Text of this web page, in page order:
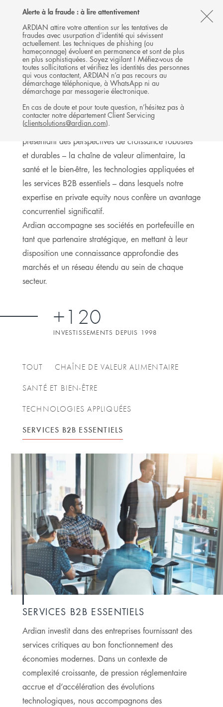
Alerte à la fraude : à lire attentivement
ARDIAN attire votre attention sur les tentatives de
fraudes avec usurpation d’identité qui sévissent
actuellement. Les techniques de phishing (ou
hameçonnage) évoluent en permanence et sont de plus
en plus sophistiquées. Soyez vigilant ! Méfiez-vous de
toutes sollicitations et vérifiez les identités des personnes
qui vous contactent, ARDIAN n’a pas recours au
démarchage téléphonique, à WhatsApp ni au
démarchage par messagerie électronique.
En cas de doute et pour toute question, n’hésitez pas à
contacter notre département Client Servicing
(clientsolutions@ardian.com).
Follow
Ardian
on
X
Follow
Ardian
on
LinkedIn
Follow
Ardian
on
YouTube
Ardian
on
Jobs
on
LinkedIn
MENU
INVESTISSEMENTS
BUYOUT
Expertise sectorielle
Nous sommes spécialisés dans quatre secteurs
présentant des perspectives de croissance robustes
et durables – la chaîne de valeur alimentaire, la
santé et le bien-être, les technologies appliquées et
les services B2B essentiels – dans lesquels notre
expertise en private equity nous confère un avantage
concurrentiel significatif.
Ardian accompagne ses sociétés en portefeuille en
tant que partenaire stratégique, en mettant à leur
disposition une connaissance approfondie des
marchés et un réseau étendu au sein de chaque
secteur.
+120
INVESTISSEMENTS DEPUIS 1998
TOUT CHAÎNE DE VALEUR ALIMENTAIRE
SANTÉ ET BIEN-ÊTRE
TECHNOLOGIES APPLIQUÉES
SERVICES B2B ESSENTIELS
SERVICES B2B ESSENTIELS
Ardian investit dans des entreprises fournissant des
services critiques au bon fonctionnement des
économies modernes. Dans un contexte de
complexité croissante, de pression réglementaire
accrue et d’accélération des évolutions
technologiques, nous accompagnons des